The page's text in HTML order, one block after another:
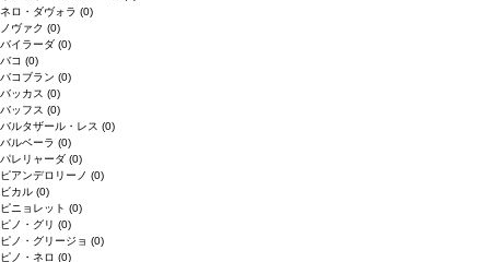
ネロ・ダヴォラ (0)
ノヴァク (0)
バイラーダ (0)
バコ (0)
バコブラン (0)
バッカス (0)
バッフス (0)
バルタザール・レス (0)
バルベーラ (0)
パレリャーダ (0)
ピアンデロリーノ (0)
ビカル (0)
ピニョレット (0)
ピノ・グリ (0)
ピノ・グリージョ (0)
ピノ・ネロ (0)